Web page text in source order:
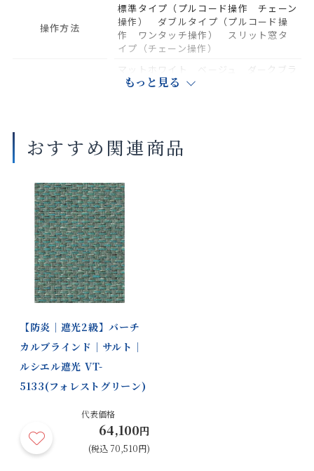
操作方法
標準タイプ（プルコード操作 チェーン
操作） ダブルタイプ（プルコード操
作 ワンタッチ操作） スリット窓タ
イプ（チェーン操作）
マットホワイト ベージュ ダークブラ
ウン ブラック ホワイト（木調）
プ 木調ウェイト
ン〉
ホワイト（木調） ナチュラルブラウ
部品色：ダブルタ
イプ
マットホワイト ベージュ ダークブラ
ウン ブラック
部品色：スリット
窓タイプ
マットホワイト ベージュ ダークブラ
ウン
共通生地製品 バーチカルブラインド
商品の詳細に関しましては、上部のデジタルカタログをご確認くださ
い。
製品タイプ等によって製作可能な寸法や仕様が異なる場合がございま
す。
操作性等は店舗にてご確認ください。
もっと見る
おすすめ関連商品
【防炎｜遮光2級】バーチ
カルブラインド｜サルト｜
ルシエル遮光 VT-
5133(フォレストグリーン)
代表価格
64,100円
(税込 70,510円)